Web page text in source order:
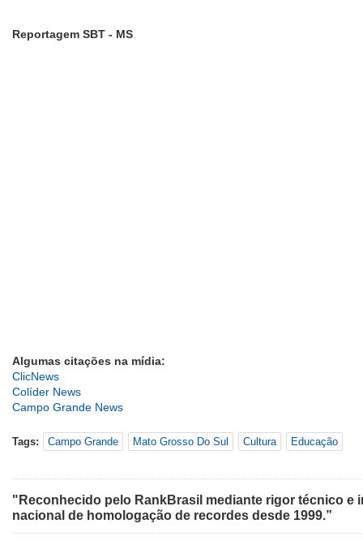
Reportagem SBT - MS
Algumas citações na mídia:
ClicNews
Colíder News
Campo Grande News
Tags: Campo Grande Mato Grosso Do Sul Cultura Educação
"Reconhecido pelo RankBrasil mediante rigor técnico e
nacional de homologação de recordes desde 1999.”